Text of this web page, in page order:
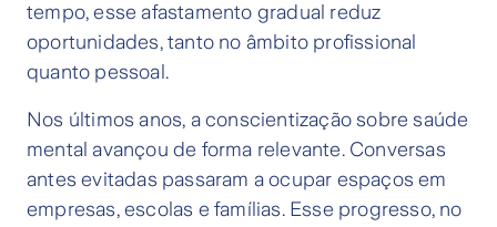
tempo, esse afastamento gradual reduz
oportunidades, tanto no âmbito profissional
quanto pessoal.
Nos últimos anos, a conscientização sobre saúde
mental avançou de forma relevante. Conversas
antes evitadas passaram a ocupar espaços em
empresas, escolas e famílias. Esse progresso, no